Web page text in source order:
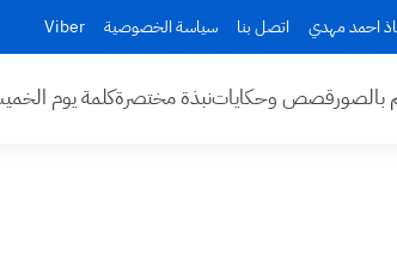
احمد مهدي اتصل بنا سياسة الخصوصية Viber
بالصورقصص وحكاياتنبذة مختصرةكلمة يوم